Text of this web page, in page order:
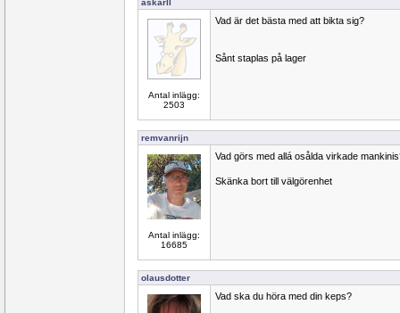
åskarll
Antal inlägg:
2503
Vad är det bästa med att bikta sig?
Sånt staplas på lager
remvanrijn
Antal inlägg:
16685
Vad görs med allá osålda virkade
Skänka bort till välgörenhet
olausdotter
Vad ska du höra med din keps?